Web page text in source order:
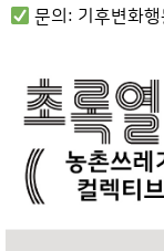
문의: 기후변화